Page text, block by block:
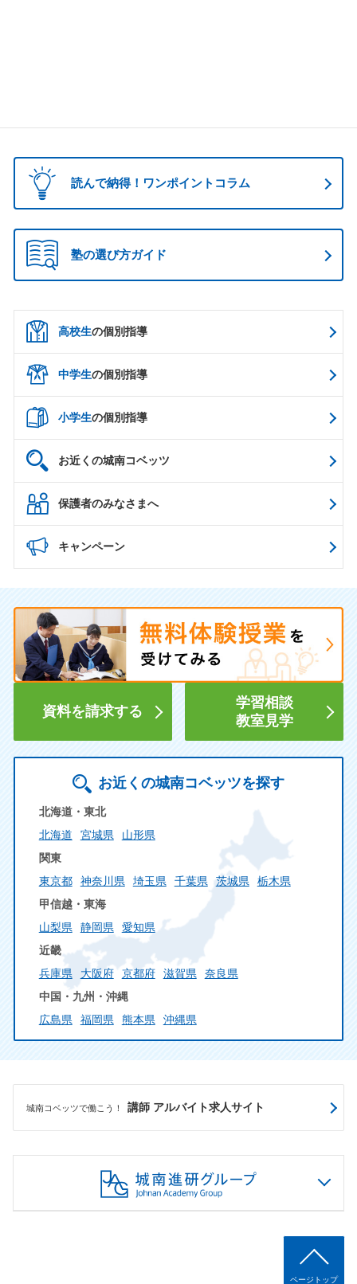
読んで納得！ワンポイントコラム
塾の選び方ガイド
高校生の個別指導
中学生の個別指導
小学生の個別指導
お近くの城南コベッツ
保護者のみなさまへ
キャンペーン
資料を請求する
学習相談
教室見学
お近くの城南コベッツを探す
北海道・東北
北海道
宮城県
山形県
関東
東京都
神奈川県 埼玉県 千葉県 茨城県
栃木県
甲信越・東海
山梨県
静岡県
愛知県
近畿
兵庫県
大阪府 京都府 滋賀県
奈良県
中国・九州・沖縄
広島県
福岡県 熊本県 沖縄県
城南コベッツで働こう！ 講師 アルバイト求人サイト
ページトップ